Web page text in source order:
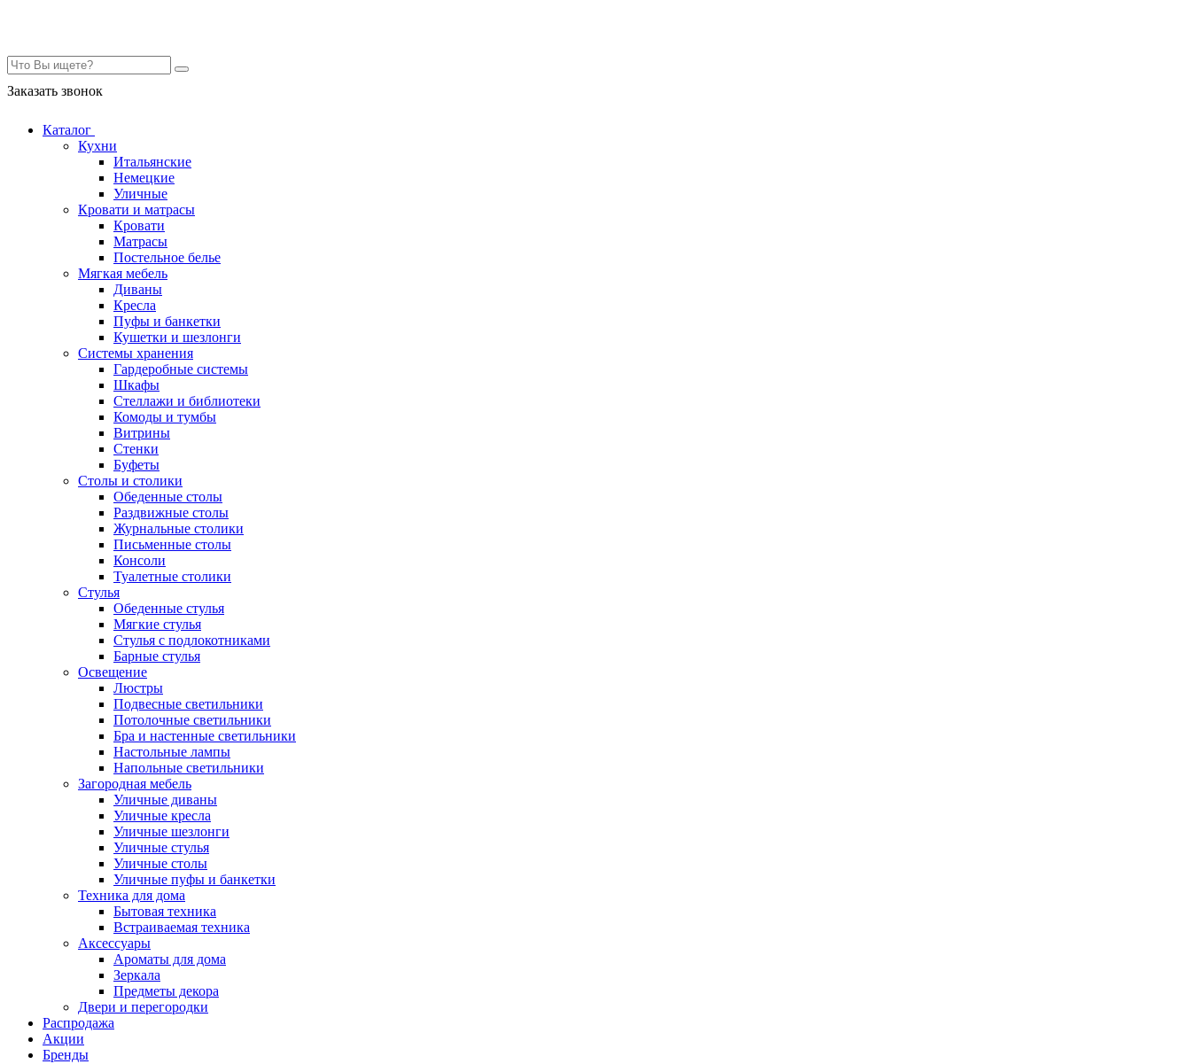
Заказать звонок
Каталог
Кухни
Итальянские
Немецкие
Уличные
Кровати и матрасы
Кровати
Матрасы
Постельное белье
Мягкая мебель
Диваны
Кресла
Пуфы и банкетки
Кушетки и шезлонги
Системы хранения
Гардеробные системы
Шкафы
Стеллажи и библиотеки
Комоды и тумбы
Витрины
Стенки
Буфеты
Столы и столики
Обеденные столы
Раздвижные столы
Журнальные столики
Письменные столы
Консоли
Туалетные столики
Стулья
Обеденные стулья
Мягкие стулья
Стулья с подлокотниками
Барные стулья
Освещение
Люстры
Подвесные светильники
Потолочные светильники
Бра и настенные светильники
Настольные лампы
Напольные светильники
Загородная мебель
Уличные диваны
Уличные кресла
Уличные шезлонги
Уличные стулья
Уличные столы
Уличные пуфы и банкетки
Техника для дома
Бытовая техника
Встраиваемая техника
Аксессуары
Ароматы для дома
Зеркала
Предметы декора
Двери и перегородки
Распродажа
Акции
Бренды